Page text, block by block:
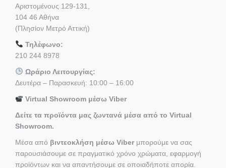
Αριστομένους 129-131,
104 46 Αθήνα
(Πλησίον Μετρό Αττική)
Τηλέφωνο:
210 244 8978
Ωράριο Λειτουργίας:
Δευτέρα – Παρασκευή: 10:00 – 16:00
Virtual Showroom μέσω Viber
Δείτε τα προϊόντα μας ζωντανά μέσα από το Virtual
Showroom.
Μέσα από βιντεοκλήση μέσω Viber μπορούμε να σας
παρουσιάσουμε σε πραγματικό χρόνο χρώματα, εφαρμογή
προϊόντων και να απαντήσουμε σε οποιαδήποτε απορία.